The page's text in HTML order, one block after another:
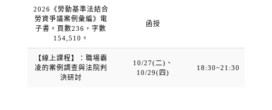
2026《勞動基準法結合
勞資爭議案例彙編》電
子書。頁數236，字數
154,510。
函授
【線上課程】：職場霸
凌的案例調查與法院判
決研討
10/27(二)、
10/29(四)
18:30~21:30